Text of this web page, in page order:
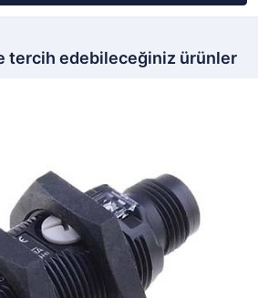
tercih edebileceğiniz ürünler